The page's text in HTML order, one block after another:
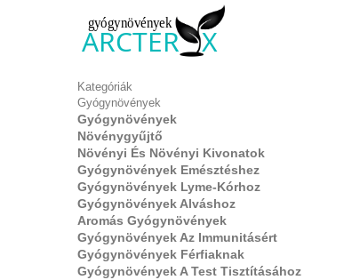
Kategóriák
Gyógynövények
Gyógynövények
Növénygyűjtő
Növényi És Növényi Kivonatok
Gyógynövények Emésztéshez
Gyógynövények Lyme-Kórhoz
Gyógynövények Alváshoz
Aromás Gyógynövények
Gyógynövények Az Immunitásért
Gyógynövények Férfiaknak
Gyógynövények A Test Tisztításához